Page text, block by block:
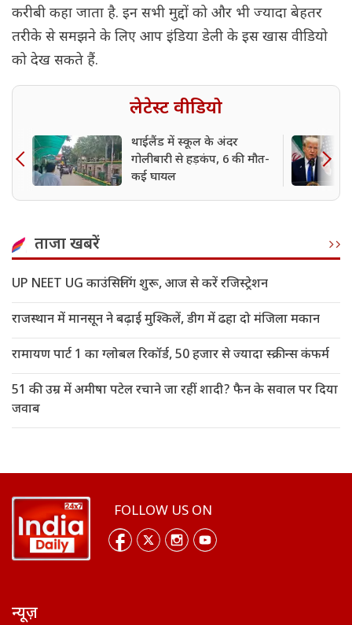
करीबी कहा जाता है. इन सभी मुद्दों को और भी ज्यादा बेहतर
तरीके से समझने के लिए आप इंडिया डेली के इस खास वीडियो
को देख सकते हैं.
लेटेस्ट वीडियो
थाईलैंड में स्कूल के अंदर
गोलीबारी से हड़कंप, 6 की मौत-
कई घायल
ताजा खबरें
UP NEET UG काउंसिलिंग शुरू, आज से करें रजिस्ट्रेशन
राजस्थान में मानसून ने बढ़ाई मुश्किलें, डीग में ढहा दो मंजिला मकान
रामायण पार्ट 1 का ग्लोबल रिकॉर्ड, 50 हजार से ज्यादा स्क्रीन्स कंफर्म
51 की उम्र में अमीषा पटेल रचाने जा रहीं शादी? फैन के सवाल पर दिया
जवाब
FOLLOW US ON
न्यूज़